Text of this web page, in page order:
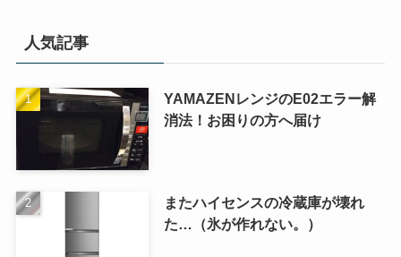
人気記事
YAMAZENレンジのE02エラー解
消法！お困りの方へ届け
またハイセンスの冷蔵庫が壊れ
た…（氷が作れない。）